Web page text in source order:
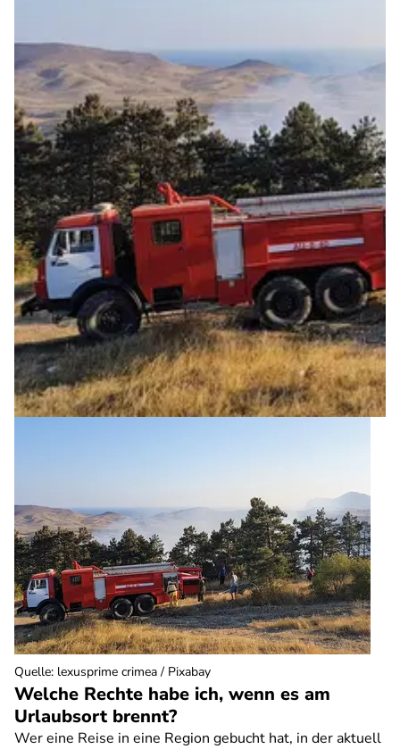
Welche Rechte habe ich, wenn es am
Urlaubsort brennt?
Wer eine Reise in eine Region gebucht hat, in der aktuell
Quelle: lexusprime crimea / Pixabay